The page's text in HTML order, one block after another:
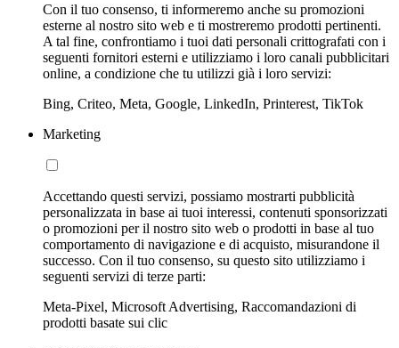
Con il tuo consenso, ti informeremo anche su promozioni
esterne al nostro sito web e ti mostreremo prodotti pertinenti.
A tal fine, confrontiamo i tuoi dati personali crittografati con i
seguenti fornitori esterni e utilizziamo i loro canali pubblicitari
online, a condizione che tu utilizzi già i loro servizi:
Bing, Criteo, Meta, Google, LinkedIn, Printerest, TikTok
Marketing
Accettando questi servizi, possiamo mostrarti pubblicità
personalizzata in base ai tuoi interessi, contenuti sponsorizzati
o promozioni per il nostro sito web o prodotti in base al tuo
comportamento di navigazione e di acquisto, misurandone il
successo. Con il tuo consenso, su questo sito utilizziamo i
seguenti servizi di terze parti:
Meta-Pixel, Microsoft Advertising, Raccomandazioni di
prodotti basate sui clic